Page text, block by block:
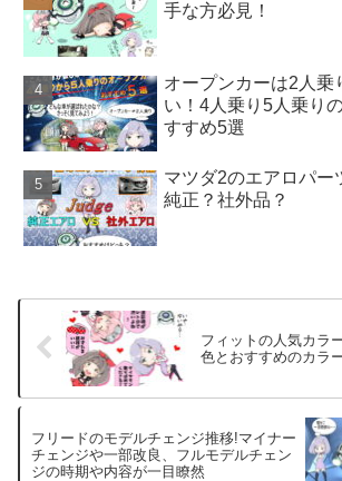
手な方必見！
オープンカーは2人乗
い！4人乗り5人乗り
すすめ5選
マツダ2のエアロパー
純正？社外品？
フィットの人気カラ
色とおすすめのカラ
フリードのモデルチェンジ推移!マイナー
チェンジや一部改良、フルモデルチェン
ジの時期や内容が一目瞭然